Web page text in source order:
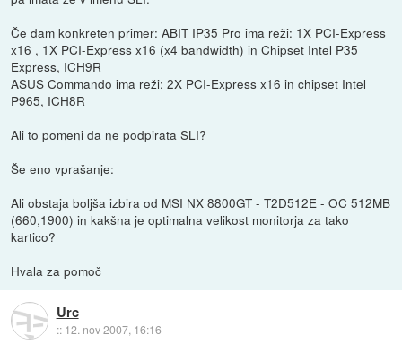
Če dam konkreten primer: ABIT IP35 Pro ima reži: 1X PCI-Express
x16 , 1X PCI-Express x16 (x4 bandwidth) in Chipset Intel P35
Express, ICH9R
ASUS Commando ima reži: 2X PCI-Express x16 in chipset Intel
P965, ICH8R
Ali to pomeni da ne podpirata SLI?
Še eno vprašanje:
Ali obstaja boljša izbira od MSI NX 8800GT - T2D512E - OC 512MB
(660,1900) in kakšna je optimalna velikost monitorja za tako
kartico?
Hvala za pomoč
Urc
:: 12. nov 2007, 16:16